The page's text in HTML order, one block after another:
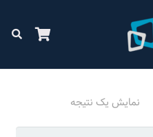
نمایش یک نتیجه